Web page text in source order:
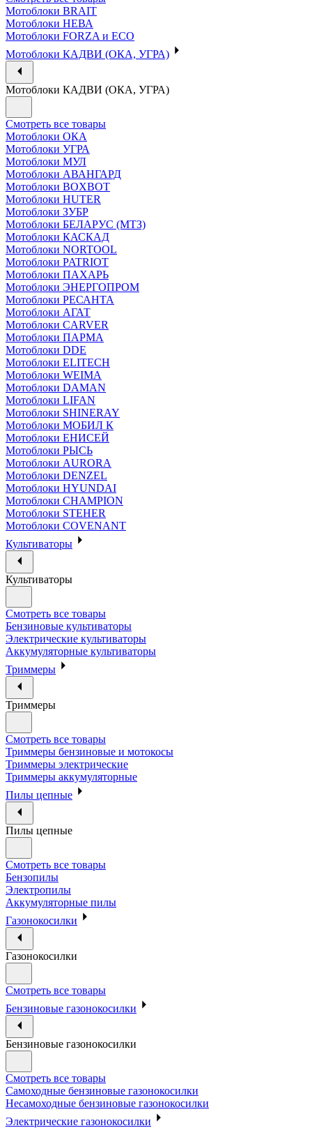
Мотоблоки BRAIT
Мотоблоки НЕВА
Мотоблоки FORZA и ECO
Мотоблоки КАДВИ (ОКА, УГРА)
Мотоблоки КАДВИ (ОКА, УГРА)
Смотреть все товары
Мотоблоки ОКА
Мотоблоки УГРА
Мотоблоки МУЛ
Мотоблоки АВАНГАРД
Мотоблоки BOXBOT
Мотоблоки HUTER
Мотоблоки ЗУБР
Мотоблоки БЕЛАРУС (МТЗ)
Мотоблоки КАСКАД
Мотоблоки NORTOOL
Мотоблоки PATRIOT
Мотоблоки ПАХАРЬ
Мотоблоки ЭНЕРГОПРОМ
Мотоблоки РЕСАНТА
Мотоблоки АГАТ
Мотоблоки CARVER
Мотоблоки ПАРМА
Мотоблоки DDE
Мотоблоки ELITECH
Мотоблоки WEIMA
Мотоблоки DAMAN
Мотоблоки LIFAN
Мотоблоки SHINERAY
Мотоблоки МОБИЛ К
Мотоблоки ЕНИСЕЙ
Мотоблоки РЫСЬ
Мотоблоки AURORA
Мотоблоки DENZEL
Мотоблоки HYUNDAI
Мотоблоки CHAMPION
Мотоблоки STEHER
Мотоблоки COVENANT
Культиваторы
Культиваторы
Смотреть все товары
Бензиновые культиваторы
Электрические культиваторы
Аккумуляторные культиваторы
Триммеры
Триммеры
Смотреть все товары
Триммеры бензиновые и мотокосы
Триммеры электрические
Триммеры аккумуляторные
Пилы цепные
Пилы цепные
Смотреть все товары
Бензопилы
Электропилы
Аккумуляторные пилы
Газонокосилки
Газонокосилки
Смотреть все товары
Бензиновые газонокосилки
Бензиновые газонокосилки
Смотреть все товары
Самоходные бензиновые газонокосилки
Несамоходные бензиновые газонокосилки
Электрические газонокосилки